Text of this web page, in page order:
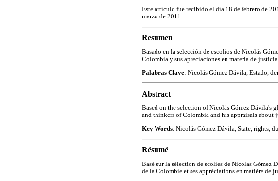
Este artículo fue recibido el día 18 de febrero de
marzo de 2011.
Resumen
Basado en la selección de escolios de Nicolás
Colombia y sus apreciaciones en materia de
Palabras Clave: Nicolás Gómez Dávila, Estado,
Abstract
Based on the selection of Nicolás Gómez Dávila's
and thinkers of Colombia and his appraisals about
Key Words: Nicolás Gómez Dávila, State, rights,
Résumé
Basé sur la sélection de scolies de Nicolas Gómez
de la Colombie et ses appréciations en matière de